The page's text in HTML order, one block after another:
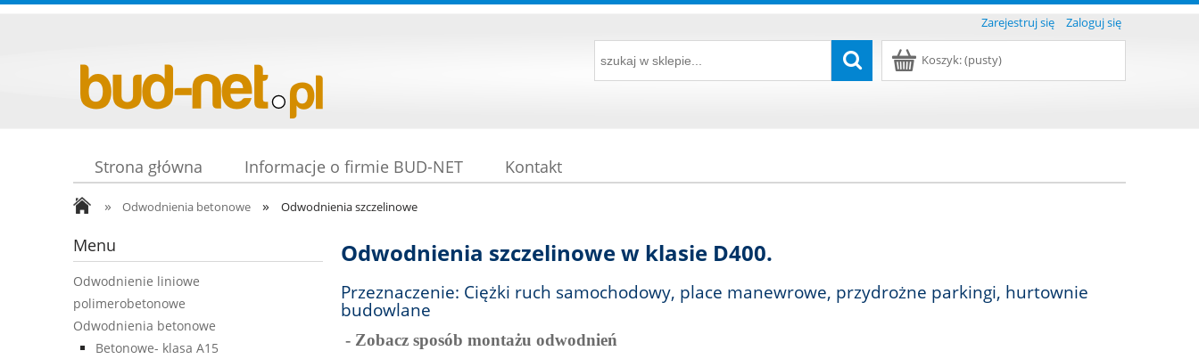
Zarejestruj się Zaloguj się
Koszyk:(pusty)
Strona główna Informacje o firmie BUD-NET Kontakt
» Odwodnienia betonowe » Odwodnienia szczelinowe
Menu
Odwodnienie liniowe
polimerobetonowe
Odwodnienia betonowe
Betonowe- klasa A15
Odwodnienia szczelinowe w klasie D400.
Przeznaczenie: Ciężki ruch samochodowy, place manewrowe, przydrożne parkingi, hurtownie
budowlane
- Zobacz sposób montażu odwodnień